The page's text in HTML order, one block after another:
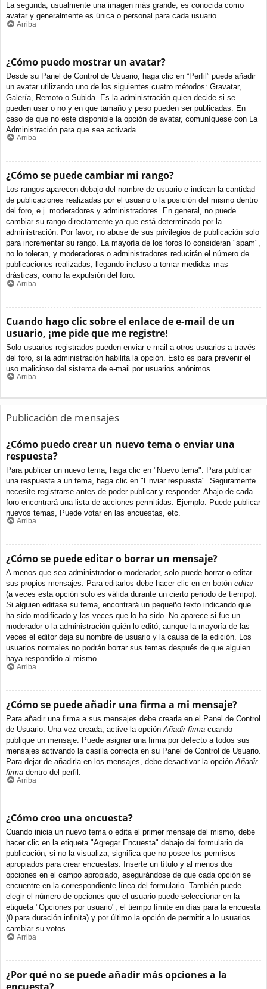
La segunda, usualmente una imagen más grande, es conocida como
avatar y generalmente es única o personal para cada usuario.
Arriba
¿Cómo puedo mostrar un avatar?
Desde su Panel de Control de Usuario, haga clic en “Perfil” puede añadir
un avatar utilizando uno de los siguientes cuatro métodos: Gravatar,
Galería, Remoto o Subida. Es la administración quien decide si se
pueden usar o no y en que tamaño y peso pueden ser publicadas. En
caso de que no este disponible la opción de avatar, comuníquese con La
Administración para que sea activada.
Arriba
¿Cómo se puede cambiar mi rango?
Los rangos aparecen debajo del nombre de usuario e indican la cantidad
de publicaciones realizadas por el usuario o la posición del mismo dentro
del foro, e.j. moderadores y administradores. En general, no puede
cambiar su rango directamente ya que está determinado por la
administración. Por favor, no abuse de sus privilegios de publicación solo
para incrementar su rango. La mayoría de los foros lo consideran "spam",
no lo toleran, y moderadores o administradores reducirán el número de
publicaciones realizadas, llegando incluso a tomar medidas mas
drásticas, como la expulsión del foro.
Arriba
Cuando hago clic sobre el enlace de e-mail de un
usuario, ¡me pide que me registre!
Solo usuarios registrados pueden enviar e-mail a otros usuarios a través
del foro, si la administración habilita la opción. Esto es para prevenir el
uso malicioso del sistema de e-mail por usuarios anónimos.
Arriba
Publicación de mensajes
¿Cómo puedo crear un nuevo tema o enviar una
respuesta?
Para publicar un nuevo tema, haga clic en "Nuevo tema". Para publicar
una respuesta a un tema, haga clic en "Enviar respuesta". Seguramente
necesite registrarse antes de poder publicar y responder. Abajo de cada
foro encontrará una lista de acciones permitidas. Ejemplo: Puede publicar
nuevos temas, Puede votar en las encuestas, etc.
Arriba
¿Cómo se puede editar o borrar un mensaje?
A menos que sea administrador o moderador, solo puede borrar o editar
sus propios mensajes. Para editarlos debe hacer clic en en botón editar
(a veces esta opción solo es válida durante un cierto periodo de tiempo).
Si alguien editase su tema, encontrará un pequeño texto indicando que
ha sido modificado y las veces que lo ha sido. No aparece si fue un
moderador o la administración quién lo editó, aunque la mayoría de las
veces el editor deja su nombre de usuario y la causa de la edición. Los
usuarios normales no podrán borrar sus temas después de que alguien
haya respondido al mismo.
Arriba
¿Cómo se puede añadir una firma a mi mensaje?
Para añadir una firma a sus mensajes debe crearla en el Panel de Control
de Usuario. Una vez creada, active la opción Añadir firma cuando
publique un mensaje. Puede asignar una firma por defecto a todos sus
mensajes activando la casilla correcta en su Panel de Control de Usuario.
Para dejar de añadirla en los mensajes, debe desactivar la opción Añadir
firma dentro del perfil.
Arriba
¿Cómo creo una encuesta?
Cuando inicia un nuevo tema o edita el primer mensaje del mismo, debe
hacer clic en la etiqueta "Agregar Encuesta" debajo del formulario de
publicación; si no la visualiza, significa que no posee los permisos
apropiados para crear encuestas. Inserte un título y al menos dos
opciones en el campo apropiado, asegurándose de que cada opción se
encuentre en la correspondiente línea del formulario. También puede
elegir el número de opciones que el usuario puede seleccionar en la
etiqueta "Opciones por usuario", el tiempo límite en días para la encuesta
(0 para duración infinita) y por último la opción de permitir a lo usuarios
cambiar su votos.
Arriba
¿Por qué no se puede añadir más opciones a la